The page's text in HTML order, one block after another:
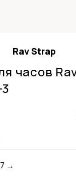
Rav Strap
часов
→